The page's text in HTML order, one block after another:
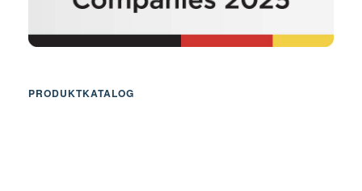
PRODUKTKATALOG